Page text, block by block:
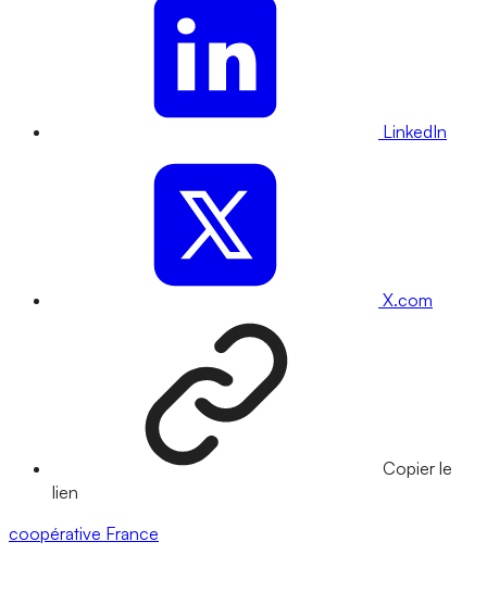
LinkedIn
X.com
Copier le
lien
coopérative France